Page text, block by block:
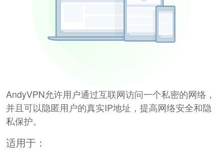
AndyVPN允许用户通过互联网访问一个私密的网络，
并且可以隐匿用户的真实IP地址，提高网络安全和隐
私保护。
适用于：